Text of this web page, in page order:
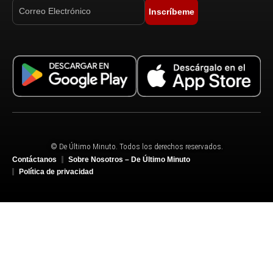
Inscríbeme
© De Último Minuto. Todos los derechos reservados.
Contáctanos
Sobre Nosotros – De Último Minuto
Política de privacidad